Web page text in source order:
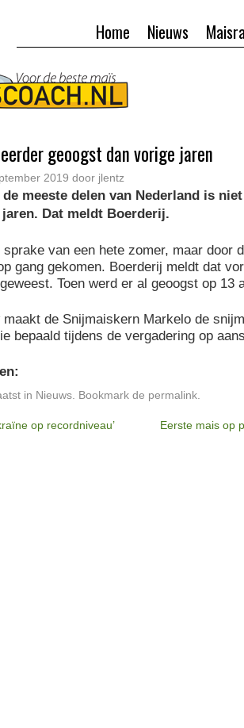
Nieuws
Home
geoogst dan vorige jaren
2019 door jlentz
meeste delen van Nederland is
Dat meldt Boerderij.
van een hete zomer, maar door
gang gekomen. Boerderij meldt dat
Toen werd er al geoogst op 13
maakt de Snijmaiskern Markelo de
bepaald tijdens de vergadering op
in Nieuws . Bookmark de permalink
op recordniveau’ Eerste mais op